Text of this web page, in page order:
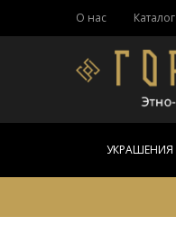
О нас Каталог
УКРАШЕНИЯ